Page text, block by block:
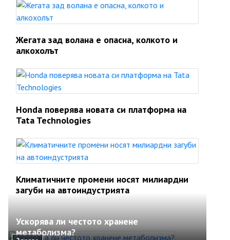
Жегата зад волана е опасна, колкото и
алкохолът
Honda поверява новата си платформа на
Tata Technologies
Климатичните промени носят милиардни
загуби на автоиндустрията
Ускорява ли честото хранене
метаболизма?